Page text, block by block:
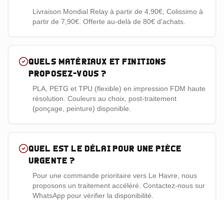
Livraison Mondial Relay à partir de 4,90€, Colissimo à
partir de 7,90€. Offerte au-delà de 80€ d'achats.
Quels matériaux et finitions
proposez-vous ?
PLA, PETG et TPU (flexible) en impression FDM haute
résolution. Couleurs au choix, post-traitement
(ponçage, peinture) disponible.
Quel est le délai pour une pièce
urgente ?
Pour une commande prioritaire vers Le Havre, nous
proposons un traitement accéléré. Contactez-nous sur
WhatsApp pour vérifier la disponibilité.